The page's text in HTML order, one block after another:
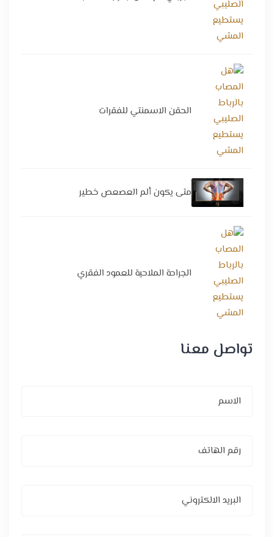
الحقن الاسمنتي للفقرات
متى يكون ألم العصعص خطير
الجراحة الملاحية للعمود الفقري
تواصل معنا